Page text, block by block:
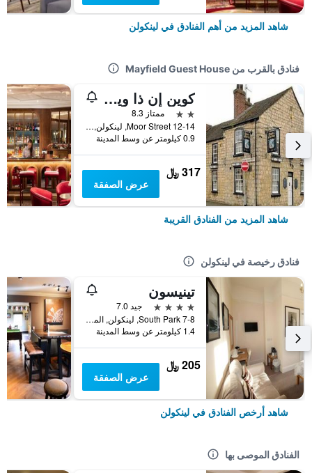
شاهد المزيد من أهم الفنادق في لينكولن
فنادق بالقرب من Mayfield Guest House
كوين إن ذا ويست
2 نجمتين
ممتاز 8.3
12-14 Moor Street, لينكولن, المملكة المتحدة
0.9 كيلومتر عن وسط المدينة
317 ﷼
عرض الصفقة
شاهد المزيد من الفنادق القريبة
فنادق رخيصة في لينكولن
تينيسون
4 نجوم
جيد 7.0
7-8 South Park, لينكولن, المملكة المتحدة
1.4 كيلومتر عن وسط المدينة
205 ﷼
عرض الصفقة
شاهد أرخص الفنادق في لينكولن
الفنادق الموصى بها